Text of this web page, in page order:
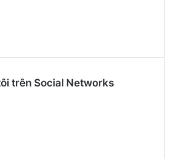
trên Social Networks